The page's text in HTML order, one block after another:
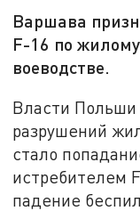
Варшава
F-16 по
воеводстве.
Власти Польши
разрушений
стало
истребителем
падение